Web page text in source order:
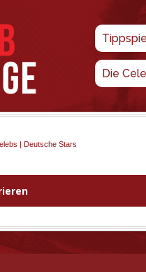
Die
| Deutsche Stars